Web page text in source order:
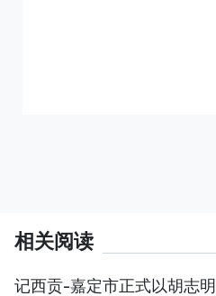
相关阅读
记西贡-嘉定市正式以胡志明